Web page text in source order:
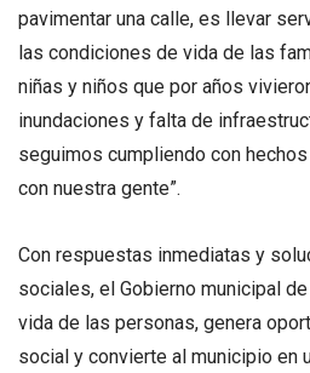
pavimentar una calle, es llevar
las condiciones de vida de las
niñas y niños que por años
inundaciones y falta de
seguimos cumpliendo con
con nuestra gente”.
Con respuestas inmediatas y
sociales, el Gobierno municipal
vida de las personas, genera
social y convierte al municipio en